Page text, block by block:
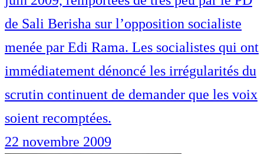
de Sali Berisha sur l’opposition socialiste
menée par Edi Rama. Les socialistes qui ont
immédiatement dénoncé les irrégularités du
scrutin continuent de demander que les voix
soient recomptées.
22 novembre 2009